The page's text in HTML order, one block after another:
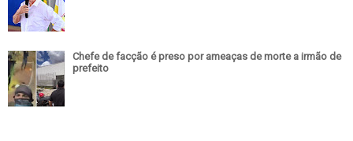
Chefe de facção é preso por ameaças de morte a irmão de
prefeito